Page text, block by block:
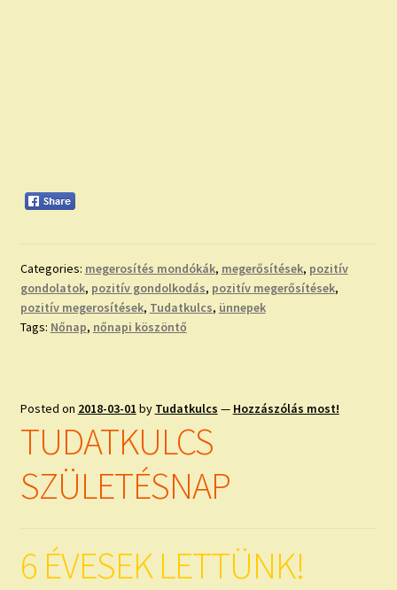
Categories: megerosítés mondókák, megerősítések, pozitív
gondolatok, pozitív gondolkodás, pozitív megerősítések,
pozitív megerosítések, Tudatkulcs, ünnepek
Tags: Nőnap, nőnapi köszöntő
Posted on 2018-03-01 by Tudatkulcs — Hozzászólás most!
TUDATKULCS
SZÜLETÉSNAP
6 ÉVESEK LETTÜNK!